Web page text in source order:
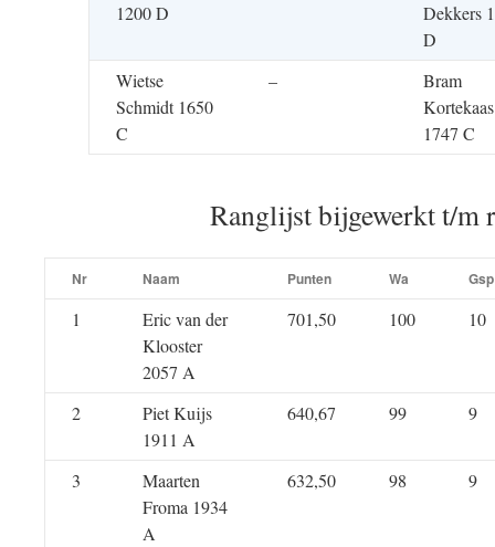
1200 D
Dekkers
D
Wietse
Schmidt 1650
C
–
Bram
Kortekaas
1747 C
Ranglijst bijgewerkt t/m
Nr Naam Punten Wa Gsp
1
Eric van der
Klooster
2057 A
701,50 100 10
2
Piet Kuijs
1911 A
640,67 99 9
3
Maarten
Froma 1934
A
632,50 98 9